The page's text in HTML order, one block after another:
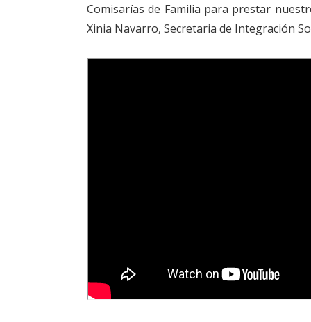
Comisarías de Familia para prestar
Xinia Navarro, Secretaria de Integración